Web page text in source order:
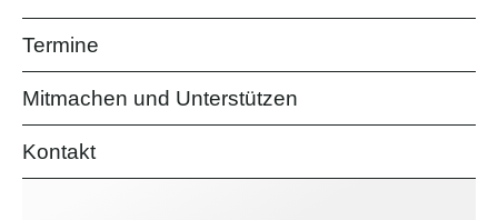
Termine
Mitmachen und Unterstützen
Kontakt